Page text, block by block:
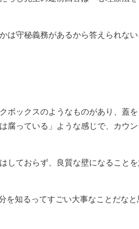
は守秘義務があるから答えられな
ボックスのようなものがあり、蓋
腐っている」ような感じで、カウ
しておらず、良質な壁になること
知るってすごい大事なことだなと